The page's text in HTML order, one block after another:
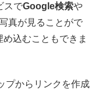
スでGoogle検索や
真が見ることがで
込むこともできま
プからリンクを作成